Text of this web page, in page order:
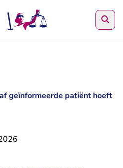
geïnformeerde patiënt hoeft